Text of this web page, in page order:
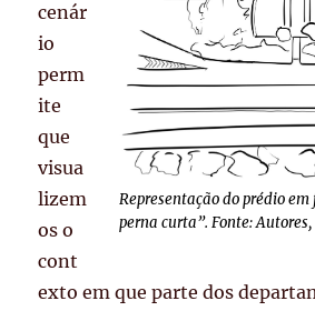
Representação do prédio
perna curta”. Fonte:
cenár
io
perm
ite
que
visua
lizem
os o
cont
exto em que parte dos